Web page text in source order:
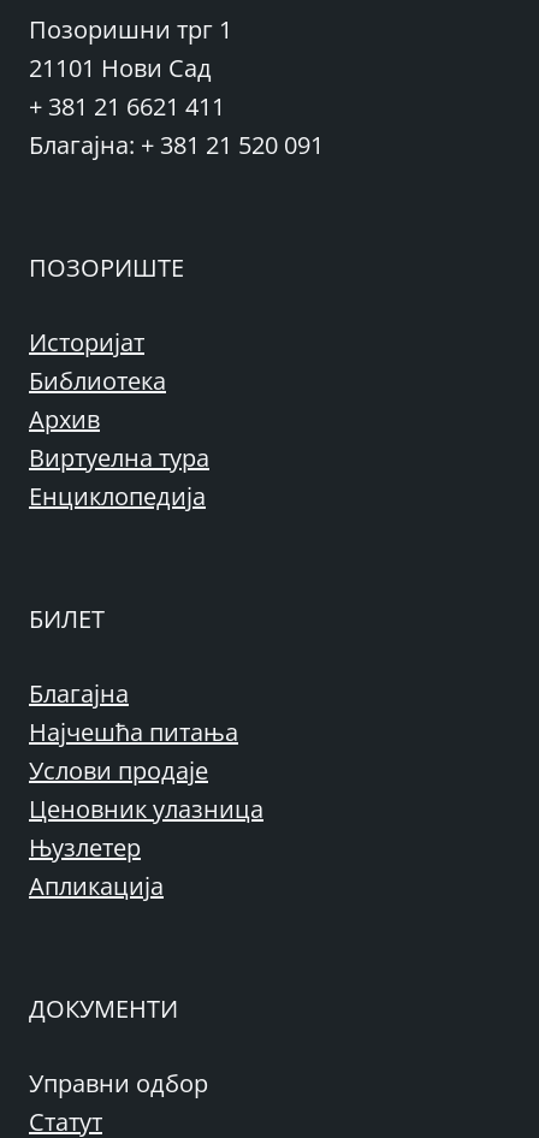
Позоришни трг 1
21101 Нови Сад
+ 381 21 6621 411
Благајна: + 381 21 520 091
ПОЗОРИШТЕ
Историјат
Библиотека
Архив
Виртуелна тура
Енциклопедија
БИЛЕТ
Благајна
Најчешћа питања
Услови продаје
Ценовник улазница
Њузлетер
Апликација
ДОКУМЕНТИ
Управни одбор
Статут